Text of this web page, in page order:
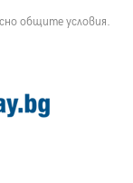
общите условия.